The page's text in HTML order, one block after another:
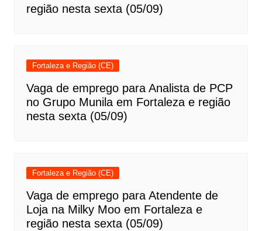
região nesta sexta (05/09)
Fortaleza e Região (CE)
Vaga de emprego para Analista de PCP
no Grupo Munila em Fortaleza e região
nesta sexta (05/09)
Fortaleza e Região (CE)
Vaga de emprego para Atendente de
Loja na Milky Moo em Fortaleza e
região nesta sexta (05/09)